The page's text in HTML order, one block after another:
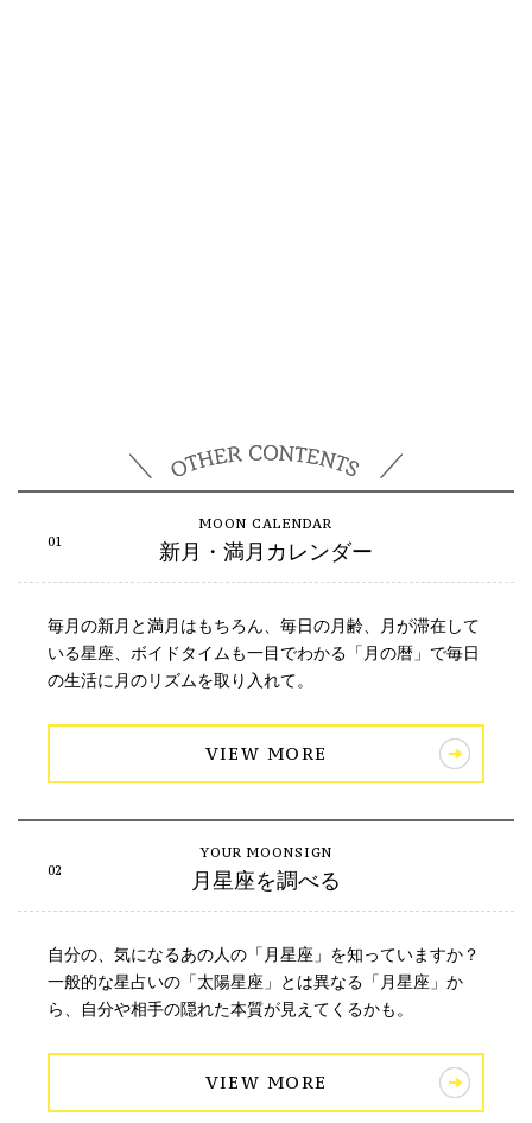
新月・満月カレンダー
毎月の新月と満月はもちろん、毎日の月齢、月が滞在して
いる星座、ボイドタイムも一目でわかる「月の暦」で毎日
の生活に月のリズムを取り入れて。
VIEW MORE
月星座を調べる
自分の、気になるあの人の「月星座」を知っていますか？
一般的な星占いの「太陽星座」とは異なる「月星座」か
ら、自分や相手の隠れた本質が見えてくるかも。
VIEW MORE